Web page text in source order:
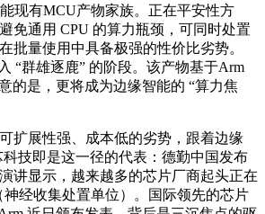
现有MCU产物家族。正在平安性方
免通用 CPU 的算力瓶颈，可同时处置
批量使用中具备极强的性价比劣势。
“群雄逐鹿” 的阶段。该产物基于Arm
的是，更将成为边缘智能的 “算力焦
展性强、成本低的劣势，跟着边缘
技即是这一径的代表：德勤中国发布
讲显示，越来越多的芯片厂商起头正在
经收集处置单位）。国际领先的芯片